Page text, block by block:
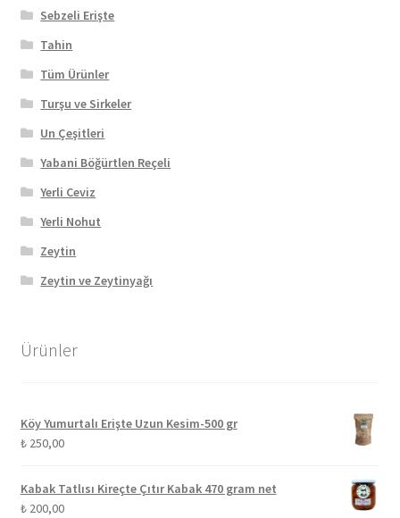
Sebzeli Erişte
Tahin
Tüm Ürünler
Turşu ve Sirkeler
Un Çeşitleri
Yabani Böğürtlen Reçeli
Yerli Ceviz
Yerli Nohut
Zeytin
Zeytin ve Zeytinyağı
Ürünler
Köy Yumurtalı Erişte Uzun Kesim-500 gr
₺250,00
Kabak Tatlısı Kireçte Çıtır Kabak 470 gram net
₺200,00